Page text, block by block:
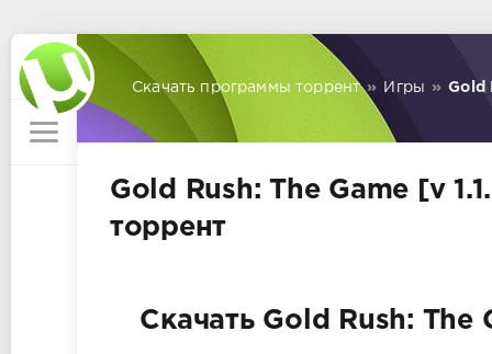
Скачать программы торрент » Игры » Gold
Gold Rush: The Game [v
торрент
Скачать Gold Rush: The